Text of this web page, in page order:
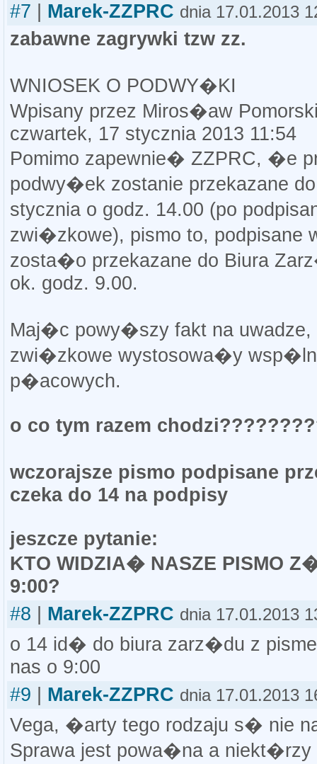
#7 Marek-ZZPRC dnia 17.01.2013
zabawne zagrywki tzw zz.
WNIOSEK O PODWY�KI
Wpisany przez Miros�aw
czwartek, 17 stycznia 2013 11:54
Pomimo zapewnie� ZZPRC, �e
podwy�ek zostanie przekazane
stycznia o godz. 14.00 (po
zwi�zkowe), pismo to,
zosta�o przekazane do Biura
ok. godz. 9.00.
Maj�c powy�szy fakt na
zwi�zkowe wystosowa�y
p�acowych.
o co tym razem
wczorajsze pismo podpisane
czeka do 14 na podpisy
jeszcze pytanie:
KTO WIDZIA� NASZE PISMO
9:00?
#8
Marek-ZZPRC dnia 17.01.2013
o 14 id� do biura zarz�du z
nas o 9:00
#9
Marek-ZZPRC dnia 17.01.2013
Vega, �arty tego rodzaju s� nie
Sprawa jest powa�na a